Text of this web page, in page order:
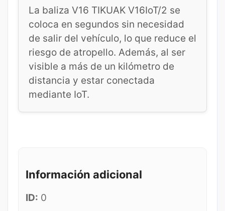
La baliza V16 TIKUAK V16IoT/2 se
coloca en segundos sin necesidad
de salir del vehículo, lo que reduce el
riesgo de atropello. Además, al ser
visible a más de un kilómetro de
distancia y estar conectada
mediante IoT.
Información adicional
ID: 0